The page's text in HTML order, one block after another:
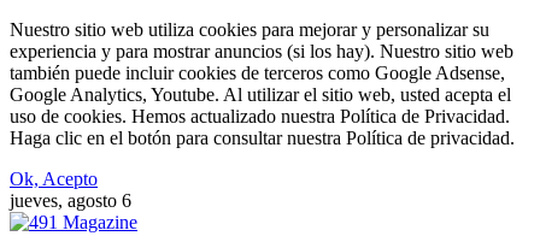
Nuestro sitio web utiliza cookies para mejorar y personalizar su
experiencia y para mostrar anuncios (si los hay). Nuestro sitio web
también puede incluir cookies de terceros como Google Adsense,
Google Analytics, Youtube. Al utilizar el sitio web, usted acepta el
uso de cookies. Hemos actualizado nuestra Política de Privacidad.
Haga clic en el botón para consultar nuestra Política de privacidad.
Ok, Acepto
jueves, agosto 6